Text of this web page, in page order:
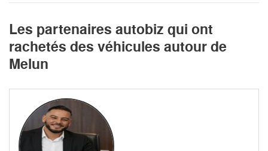
Les partenaires autobiz qui ont
rachetés des véhicules autour de
Melun